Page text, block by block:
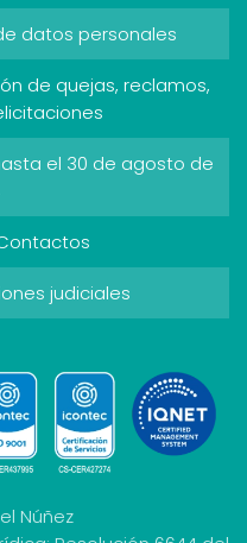
datos personales
de quejas, reclamos,
el 30 de agosto de
judiciales
Núñez